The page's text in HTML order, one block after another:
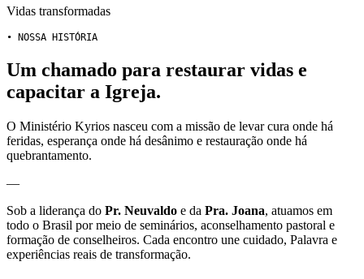
Vidas transformadas
• NOSSA HISTÓRIA
Um chamado para restaurar vidas e
capacitar a Igreja.
O Ministério Kyrios nasceu com a missão de levar cura onde há
feridas, esperança onde há desânimo e restauração onde há
quebrantamento.
—
Sob a liderança do Pr. Neuvaldo e da Pra. Joana, atuamos em
todo o Brasil por meio de seminários, aconselhamento pastoral e
formação de conselheiros. Cada encontro une cuidado, Palavra e
experiências reais de transformação.